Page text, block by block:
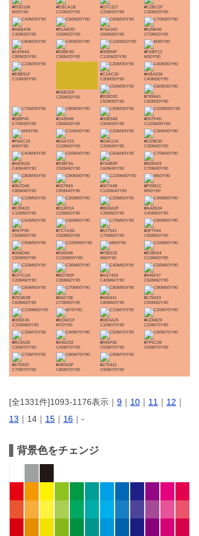
#FDD108
M20Y90
#EBCA1B
C10M20Y90
#D7C327
C20M20Y90
#C2BC2F
C30M20Y90
#ABB436
C40M20Y90
#91AB3D
C50M20Y90
#75A342
C60M20Y90
#539B46
C70M20Y90
#14944A
C80M20Y90
#008E4D
C90M20Y90
#00894F
C100M20Y90
#FABF13
M30Y90
#E8B91F
C10M30Y90
#D5B329
C20M30Y90
#C1AC30
C30M30Y90
#ABA536
C40M30Y90
#939D3C
C50M30Y90
#789641
C60M30Y90
#588F45
C70M30Y90
#2A8948
C80M30Y90
#00834B
C90M30Y90
#007F4D
C100M30Y90
#F6AC19
M40Y90
#E6A722
C10M40Y90
#D3A12A
C20M40Y90
#C09B30
C30M40Y90
#AB9535
C40M40Y90
#938F3A
C50M40Y90
#7A883F
C60M40Y90
#5D8343
C70M40Y90
#367D46
C80M40Y90
#007849
C90M40Y90
#00744B
C100M40Y90
#F3981C
M50Y90
#E39423
C10M50Y90
#D18F2A
C20M50Y90
#BE8A2F
C30M50Y90
#AA8534
C40M50Y90
#947F39
C50M50Y90
#7C7A3D
C60M50Y90
#617541
C70M50Y90
#3F7044
C80M50Y90
#006D46
C90M50Y90
#006948
C100M50Y90
#F0831E
M60Y90
#E08024
C10M60Y90
#CF7C2A
C20M60Y90
#BD782F
C30M60Y90
#AA7433
C40M60Y90
#946F37
C50M60Y90
#7E6B3B
C60M60Y90
#65673E
C70M60Y90
#466441
C80M60Y90
#176043
C90M60Y90
#005E45
C100M60Y90
#ED6D1F
M70Y90
#DE6A25
C10M70Y90
#CD6829
C20M70Y90
#BC652E
C30M70Y90
#A96232
C40M70Y90
#945F36
C50M70Y90
#7F5C39
C60M70Y90
#67593C
C70M70Y90
#4B563F
C80M70Y90
#275441
C90M70Y90
[全1331件]1093-1176表示｜ 9 ｜ 10 ｜ 11 ｜ 12 ｜
13 ｜14｜ 15 ｜ 16 ｜-
背景色をチェンジ